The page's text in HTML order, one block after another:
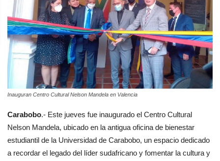
Inauguran Centro Cultural Nelson Mandela en Valencia
Carabobo.- Este jueves fue inaugurado el Centro Cultural
Nelson Mandela, ubicado en la antigua oficina de bienestar
estudiantil de la Universidad de Carabobo, un espacio dedicado
a recordar el legado del líder sudafricano y fomentar la cultura y